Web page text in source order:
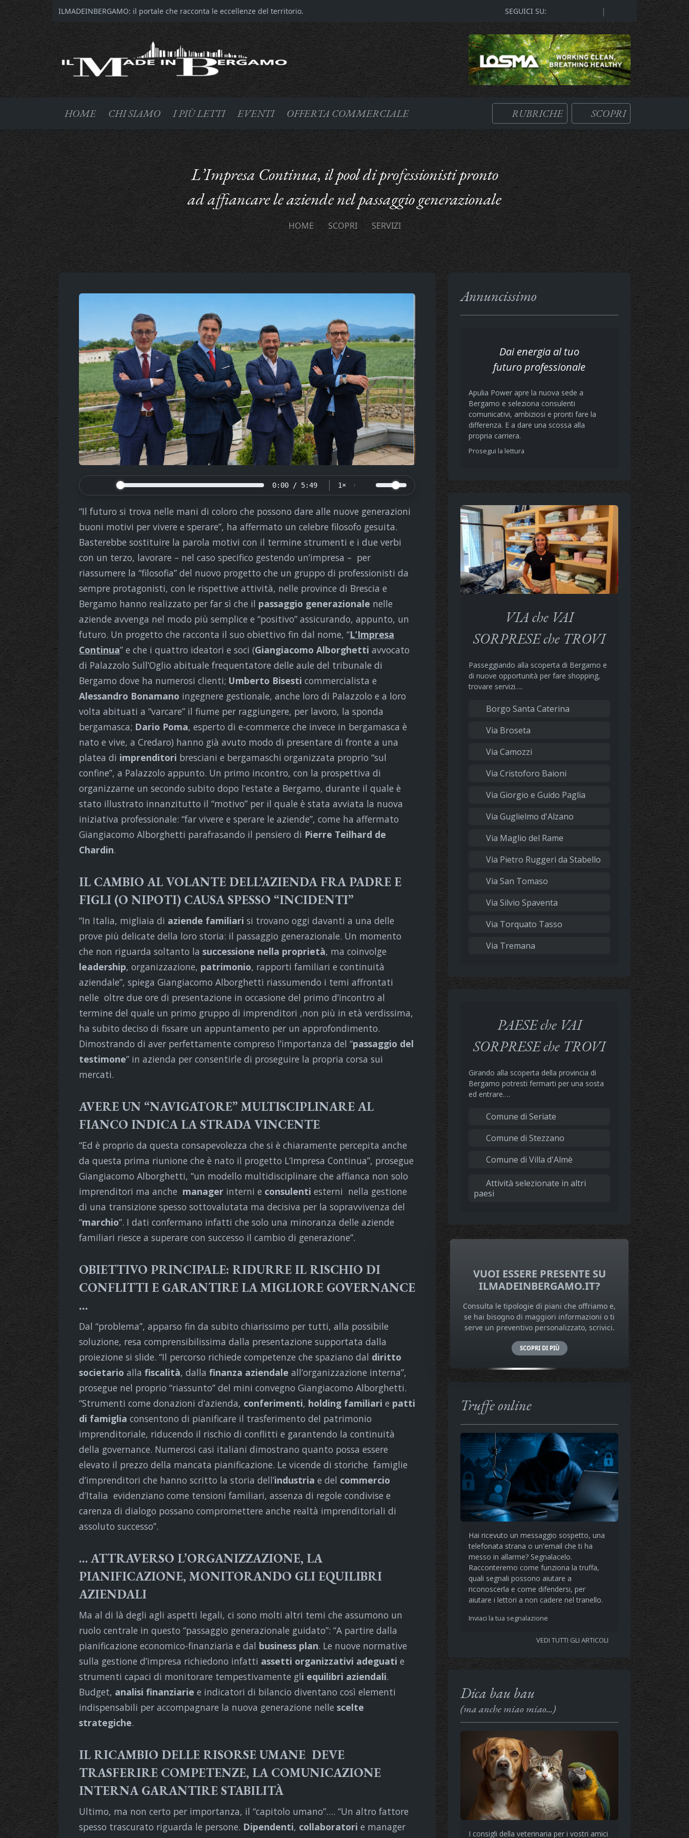
ILMADEINBERGAMO: il portale che racconta le eccellenze del territorio. SEGUICI SU: |
HOME CHI SIAMO I PIÙ LETTI EVENTI OFFERTA COMMERCIALE RUBRICHE SCOPRI
L’Impresa Continua, il pool di professionisti pronto
ad affiancare le aziende nel passaggio generazionale
HOME SCOPRI SERVIZI
0:00 / 5:49 1×
“Il futuro si trova nelle mani di coloro che possono dare alle nuove generazioni
buoni motivi per vivere e sperare”, ha affermato un celebre filosofo gesuita.
Basterebbe sostituire la parola motivi con il termine strumenti e i due verbi
con un terzo, lavorare – nel caso specifico gestendo un’impresa – per
riassumere la “filosofia” del nuovo progetto che un gruppo di professionisti da
sempre protagonisti, con le rispettive attività, nelle province di Brescia e
Bergamo hanno realizzato per far sì che il passaggio generazionale nelle
aziende avvenga nel modo più semplice e “positivo” assicurando, appunto, un
futuro. Un progetto che racconta il suo obiettivo fin dal nome, “L’Impresa
Continua” e che i quattro ideatori e soci (Giangiacomo Alborghetti avvocato
di Palazzolo Sull’Oglio abituale frequentatore delle aule del tribunale di
Bergamo dove ha numerosi clienti; Umberto Bisesti commercialista e
Alessandro Bonamano ingegnere gestionale, anche loro di Palazzolo e a loro
volta abituati a “varcare” il fiume per raggiungere, per lavoro, la sponda
bergamasca; Dario Poma, esperto di e-commerce che invece in bergamasca è
nato e vive, a Credaro) hanno già avuto modo di presentare di fronte a una
platea di imprenditori bresciani e bergamaschi organizzata proprio “sul
confine”, a Palazzolo appunto. Un primo incontro, con la prospettiva di
organizzarne un secondo subito dopo l’estate a Bergamo, durante il quale è
stato illustrato innanzitutto il “motivo” per il quale è stata avviata la nuova
iniziativa professionale: “far vivere e sperare le aziende”, come ha affermato
Giangiacomo Alborghetti parafrasando il pensiero di Pierre Teilhard de
Chardin.
IL CAMBIO AL VOLANTE DELL’AZIENDA FRA PADRE E
FIGLI (O NIPOTI) CAUSA SPESSO “INCIDENTI”
“In Italia, migliaia di aziende familiari si trovano oggi davanti a una delle
prove più delicate della loro storia: il passaggio generazionale. Un momento
che non riguarda soltanto la successione nella proprietà, ma coinvolge
leadership, organizzazione, patrimonio, rapporti familiari e continuità
aziendale”, spiega Giangiacomo Alborghetti riassumendo i temi affrontati
nelle oltre due ore di presentazione in occasione del primo d’incontro al
termine del quale un primo gruppo di imprenditori ,non più in età verdissima,
ha subito deciso di fissare un appuntamento per un approfondimento.
Dimostrando di aver perfettamente compreso l’importanza del “passaggio del
testimone” in azienda per consentirle di proseguire la propria corsa sui
mercati.
AVERE UN “NAVIGATORE” MULTISCIPLINARE AL
FIANCO INDICA LA STRADA VINCENTE
“Ed è proprio da questa consapevolezza che si è chiaramente percepita anche
da questa prima riunione che è nato il progetto L’Impresa Continua”, prosegue
Giangiacomo Alborghetti, “un modello multidisciplinare che affianca non solo
imprenditori ma anche manager interni e consulenti esterni nella gestione
di una transizione spesso sottovalutata ma decisiva per la sopravvivenza del
“marchio”. I dati confermano infatti che solo una minoranza delle aziende
familiari riesce a superare con successo il cambio di generazione”.
OBIETTIVO PRINCIPALE: RIDURRE IL RISCHIO DI
CONFLITTI E GARANTIRE LA MIGLIORE GOVERNANCE
…
Dal “problema”, apparso fin da subito chiarissimo per tutti, alla possibile
soluzione, resa comprensibilissima dalla presentazione supportata dalla
proiezione si slide. “Il percorso richiede competenze che spaziano dal diritto
societario alla fiscalità, dalla finanza aziendale all’organizzazione interna”,
prosegue nel proprio “riassunto” del mini convegno Giangiacomo Alborghetti.
“Strumenti come donazioni d’azienda, conferimenti, holding familiari e patti
di famiglia consentono di pianificare il trasferimento del patrimonio
imprenditoriale, riducendo il rischio di conflitti e garantendo la continuità
della governance. Numerosi casi italiani dimostrano quanto possa essere
elevato il prezzo della mancata pianificazione. Le vicende di storiche famiglie
d’imprenditori che hanno scritto la storia dell’industria e del commercio
d’Italia evidenziano come tensioni familiari, assenza di regole condivise e
carenza di dialogo possano compromettere anche realtà imprenditoriali di
assoluto successo”.
… ATTRAVERSO L’ORGANIZZAZIONE, LA
PIANIFICAZIONE, MONITORANDO GLI EQUILIBRI
AZIENDALI
Ma al di là degli agli aspetti legali, ci sono molti altri temi che assumono un
ruolo centrale in questo “passaggio generazionale guidato”: “A partire dalla
pianificazione economico-finanziaria e dal business plan. Le nuove normative
sulla gestione d’impresa richiedono infatti assetti organizzativi adeguati e
strumenti capaci di monitorare tempestivamente gli equilibri aziendali.
Budget, analisi finanziarie e indicatori di bilancio diventano così elementi
indispensabili per accompagnare la nuova generazione nelle scelte
strategiche.
IL RICAMBIO DELLE RISORSE UMANE DEVE
TRASFERIRE COMPETENZE, LA COMUNICAZIONE
INTERNA GARANTIRE STABILITÀ
Ultimo, ma non certo per importanza, il “capitolo umano”…. “Un altro fattore
spesso trascurato riguarda le persone. Dipendenti, collaboratori e manager
Annuncissimo
Dai energia al tuo
futuro professionale
Apulia Power apre la nuova sede a
Bergamo e seleziona consulenti
comunicativi, ambiziosi e pronti fare la
differenza. E a dare una scossa alla
propria carriera.
Prosegui la lettura
VIA che VAI
SORPRESE che TROVI
Passeggiando alla scoperta di Bergamo e
di nuove opportunità per fare shopping,
trovare servizi….
Borgo Santa Caterina
Via Broseta
Via Camozzi
Via Cristoforo Baioni
Via Giorgio e Guido Paglia
Via Guglielmo d'Alzano
Via Maglio del Rame
Via Pietro Ruggeri da Stabello
Via San Tomaso
Via Silvio Spaventa
Via Torquato Tasso
Via Tremana
PAESE che VAI
SORPRESE che TROVI
Girando alla scoperta della provincia di
Bergamo potresti fermarti per una sosta
ed entrare….
Comune di Seriate
Comune di Stezzano
Comune di Villa d'Almè
Attività selezionate in altri
paesi
VUOI ESSERE PRESENTE SU
ILMADEINBERGAMO.IT?
Consulta le tipologie di piani che offriamo e,
se hai bisogno di maggiori informazioni o ti
serve un preventivo personalizzato, scrivici.
SCOPRI DI PIÙ
Truffe online
Hai ricevuto un messaggio sospetto, una
telefonata strana o un'email che ti ha
messo in allarme? Segnalacelo.
Racconteremo come funziona la truffa,
quali segnali possono aiutare a
riconoscerla e come difendersi, per
aiutare i lettori a non cadere nel tranello.
Inviaci la tua segnalazione
VEDI TUTTI GLI ARTICOLI
Dica bau bau
(ma anche miao miao...)
I consigli della veterinaria per i vostri amici